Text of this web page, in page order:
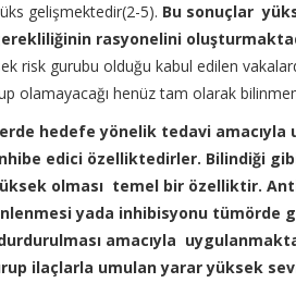
gelişmektedir(2-5). Bu sonuçlar
rasyonelini
risk gurubu olduğu kabul edilen
olamayacağı henüz tam olarak
hedefe yönelik tedavi amacıyla
edici özelliktedirler. Bilindiği
olması temel bir özelliktir.
yada inhibisyonu tümörde
amacıyla
ilaçlarla umulan yarar yüksek